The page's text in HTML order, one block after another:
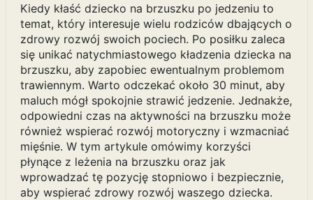
Kiedy kłaść dziecko na brzuszku po jedzeniu to
temat, który interesuje wielu rodziców dbających o
zdrowy rozwój swoich pociech. Po posiłku zaleca
się unikać natychmiastowego kładzenia dziecka na
brzuszku, aby zapobiec ewentualnym problemom
trawiennym. Warto odczekać około 30 minut, aby
maluch mógł spokojnie strawić jedzenie. Jednakże,
odpowiedni czas na aktywności na brzuszku może
również wspierać rozwój motoryczny i wzmacniać
mięśnie. W tym artykule omówimy korzyści
płynące z leżenia na brzuszku oraz jak
wprowadzać tę pozycję stopniowo i bezpiecznie,
aby wspierać zdrowy rozwój waszego dziecka.